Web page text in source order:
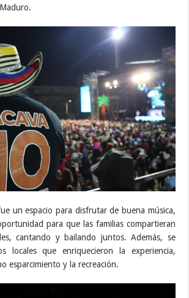
un espacio para disfrutar de buena música,
para que las familias compartieran
cantando y bailando juntos. Además, se
locales que enriquecieron la experiencia,
esparcimiento y la recreación.